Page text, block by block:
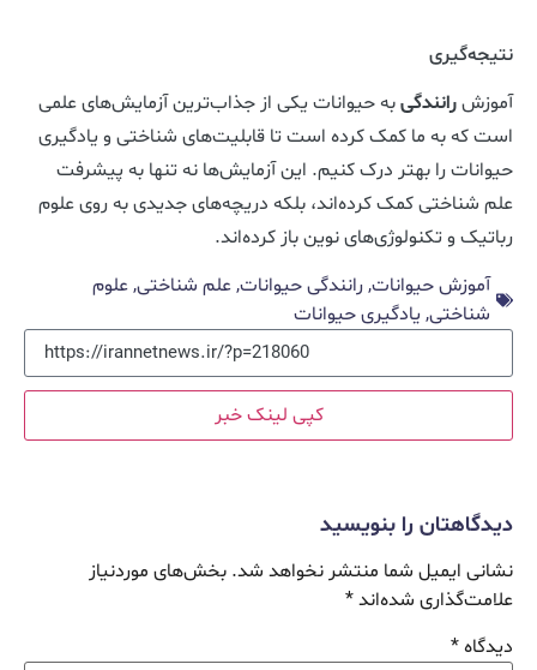
نتیجه‌گیری
آموزشرانندگیبه حیوانات یکی از جذاب‌ترین آزمایش‌های علمی
است که به ما کمک کرده است تا قابلیت‌های شناختی و یادگیری
حیوانات را بهتر درک کنیم. این آزمایش‌ها نه تنها به پیشرفت
علم شناختی کمک کرده‌اند، بلکه دریچه‌های جدیدی به روی علوم
رباتیک و تکنولوژی‌های نوین باز کرده‌اند.
آموزش حیوانات,رانندگی حیوانات,علم شناختی,علوم
شناختی, یادگیری حیوانات
کپی لینک خبر
دیدگاهتان را بنویسید
نشانی ایمیل شما منتشر نخواهد شد. بخش‌های موردنیاز
علامت‌گذاری شده‌اند*
دیدگاه*